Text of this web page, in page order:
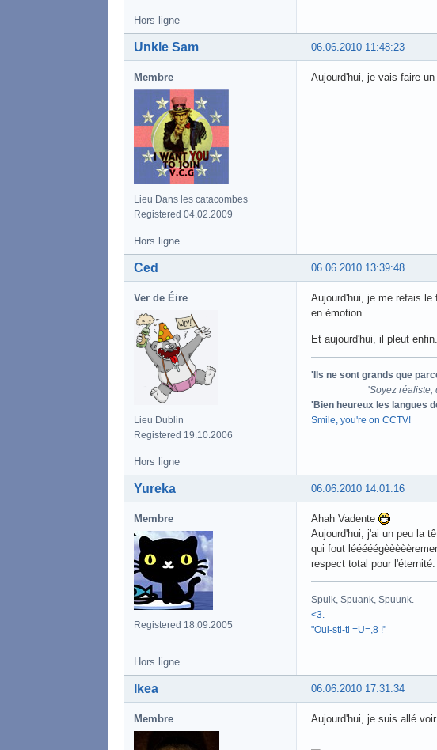
Hors ligne
06.06.2010 11:48:23
Unkle Sam
Membre
Lieu Dans les catacombes
Registered 04.02.2009
Aujourd'hui, je vais faire
Hors ligne
06.06.2010 13:39:48
Ced
Ver de Éire
Lieu Dublin
Registered 19.10.2006
Aujourd'hui, je me refais
en émotion.
Et aujourd'hui, il pleut
'Ils ne sont grands que
'Soyez réaliste,
'Bien heureux les langues
Smile, you're on CCTV!
Hors ligne
06.06.2010 14:01:16
Yureka
Membre
Registered 18.09.2005
Ahah Vadente
Aujourd'hui, j'ai un peu la
qui fout
respect total pour
Spuik, Spuank, Spuunk.
<3.
"Oui-sti-ti =U=,8 !"
Hors ligne
06.06.2010 17:31:34
Ikea
Membre Aujourd'hui, je suis allé